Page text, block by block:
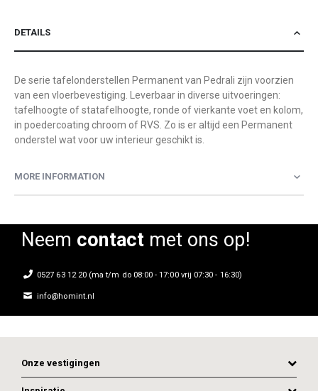
DETAILS
De serie tafelonderstellen Permanent van Pedrali zijn voorzien
van een vloerbevestiging. Leverbaar in diverse uitvoeringen:
tafelhoogte of statafelhoogte, ronde of vierkante voet en kolom,
in poedercoating chroom of RVS. Zo is er altijd een Permanent
onderstel wat voor uw interieur geschikt is.
MORE INFORMATION
Neem contactmet ons op!
0527 63 12 20 (ma t/m do 08:00 - 17:00 vrij 07:30 - 16:30)
info@homint.nl
Onze vestigingen